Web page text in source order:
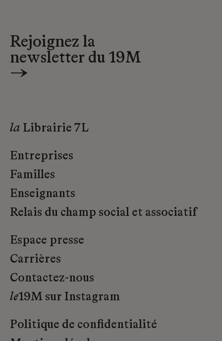
Rejoignez la
newsletter du 19M
→
la Librairie 7L
Entreprises
Familles
Enseignants
Relais du champ social et associatif
Espace presse
Carrières
Contactez-nous
le19M sur Instagram
Politique de confidentialité